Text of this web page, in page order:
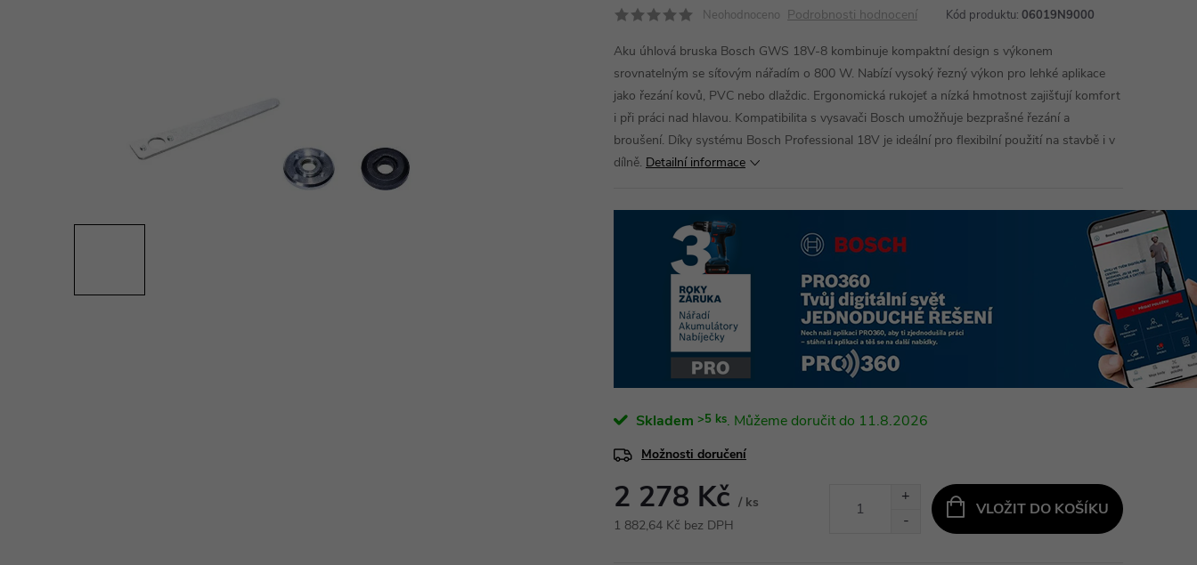
Neohodnoceno Podrobnosti hodnocení Kód produktu: 06019N9000
Aku úhlová bruska Bosch GWS 18V-8 kombinuje kompaktní design s výkonem
srovnatelným se síťovým nářadím o 800 W. Nabízí vysoký řezný výkon pro lehké aplikace
jako řezání kovů, PVC nebo dlaždic. Ergonomická rukojeť a nízká hmotnost zajišťují komfort
i při práci nad hlavou. Kompatibilita s vysavači Bosch umožňuje bezprašné řezání a
broušení. Díky systému Bosch Professional 18V je ideální pro flexibilní použití na stavbě i v
dílně. Detailní informace
Skladem >5 ks 11.8.2026
Možnosti doručení
2 278 Kč / ks
1 882,64 Kč bez DPH
VLOŽIT DO KOŠÍKU